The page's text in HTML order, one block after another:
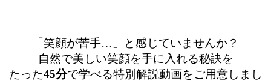
「笑顔が苦手…」と感じていませんか？
自然で美しい笑顔を手に入れる秘訣を
たった45分で学べる特別解説動画をご用意しまし